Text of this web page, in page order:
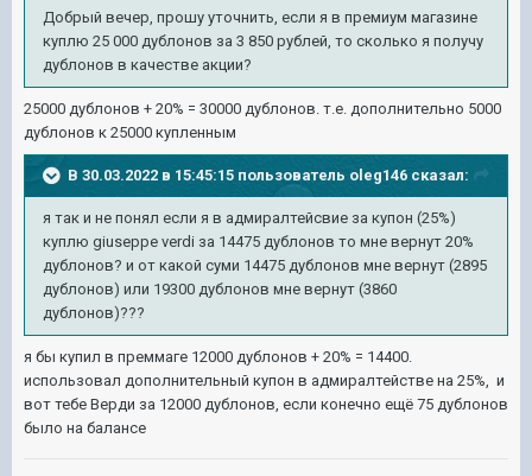
Добрый вечер, прошу уточнить, если я в премиум магазине
куплю 25 000 дублонов за 3 850 рублей, то сколько я получу
дублонов в качестве акции?
25000 дублонов + 20% = 30000 дублонов. т.е. дополнительно 5000
дублонов к 25000 купленным
В 30.03.2022 в 15:45:15 пользователь oleg146 сказал:
я так и не понял если я в адмиралтейсвие за купон (25%)
куплю giuseppe verdi за 14475 дублонов то мне вернут 20%
дублонов? и от какой суми 14475 дублонов мне вернут (2895
дублонов) или 19300 дублонов мне вернут (3860
дублонов)???
я бы купил в преммаге 12000 дублонов + 20% = 14400.
использовал дополнительный купон в адмиралтействе на 25%, и
вот тебе Верди за 12000 дублонов, если конечно ещё 75 дублонов
было на балансе